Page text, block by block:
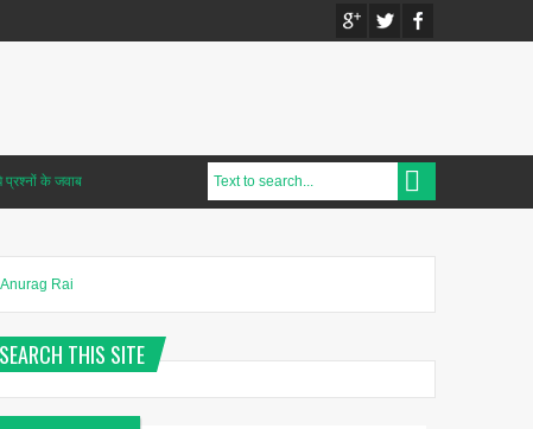
के जवाब
Anurag Rai
SEARCH THIS SITE